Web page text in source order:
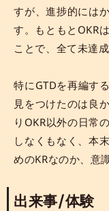
すが、進捗的には
す。もともとOKR
ことで、全て未達
特にGTDを再編す
見をつけたのは良
りOKR以外の日常
しなくもなく、本
めのKRなのか、意
出来事/体験